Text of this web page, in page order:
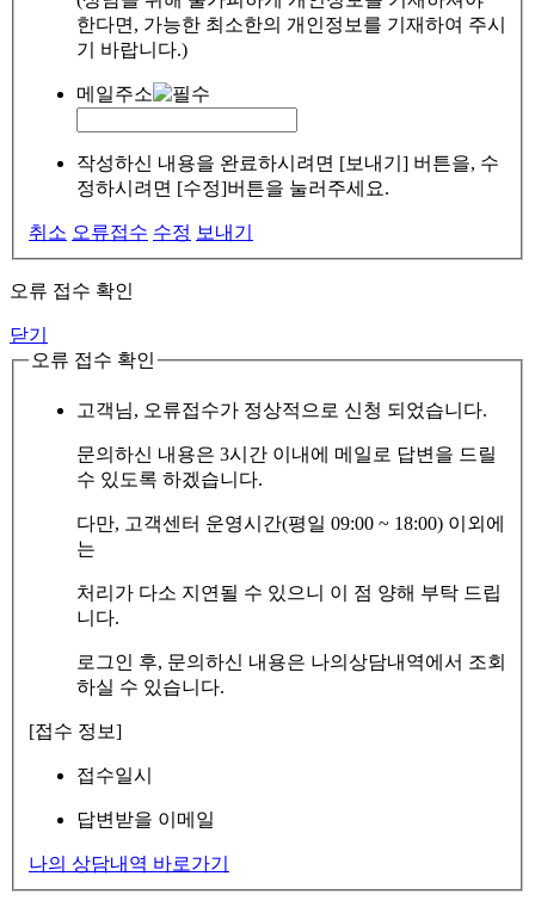
한다면, 가능한 최소한의 개인정보를 기재하여 주시
기 바랍니다.)
메일주소
작성하신 내용을 완료하시려면 [보내기] 버튼을, 수
정하시려면 [수정]버튼을 눌러주세요.
취소 오류접수 수정 보내기
오류 접수 확인
닫기
오류 접수 확인
고객님, 오류접수가 정상적으로 신청 되었습니다.
문의하신 내용은 3시간 이내에 메일로 답변을 드릴
수 있도록 하겠습니다.
다만, 고객센터 운영시간(평일 09:00 ~ 18:00) 이외에
는
처리가 다소 지연될 수 있으니 이 점 양해 부탁 드립
니다.
로그인 후, 문의하신 내용은 나의상담내역에서 조회
하실 수 있습니다.
[접수 정보]
접수일시
답변받을 이메일
나의 상담내역 바로가기